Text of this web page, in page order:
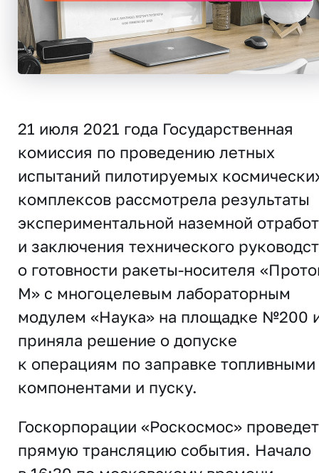
21 июля 2021 года Государственная
комиссия по проведению летных
испытаний пилотируемых
комплексов рассмотрела результаты
экспериментальной наземной
и заключения технического
о готовности ракеты-носителя
М» с многоцелевым лабораторным
модулем «Наука» на площадке №200
приняла решение о допуске
к операциям по заправке топливными
компонентами и пуску.
Госкорпорации «Роскосмос» проведет
прямую трансляцию события. Начало